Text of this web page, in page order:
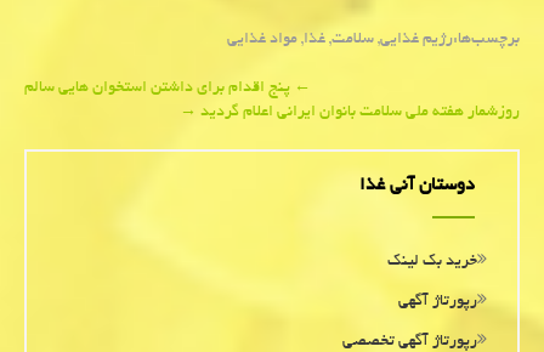
برچسب‌ها:رژیم غذایی,سلامت,غذا,مواد غذایی
navigation
←پنج اقدام برای داشتن استخوان هایی سالم
روزشمار هفته ملی سلامت بانوان ایرانی اعلام گردید→
دوستان آنی غذا
خرید بک لینک
رپورتاژ آگهی
رپورتاژ آگهی تخصصی